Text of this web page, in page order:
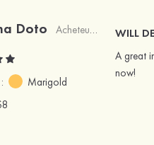
Doto Acheteur vérifié
Marigold
WILL
A great
now!